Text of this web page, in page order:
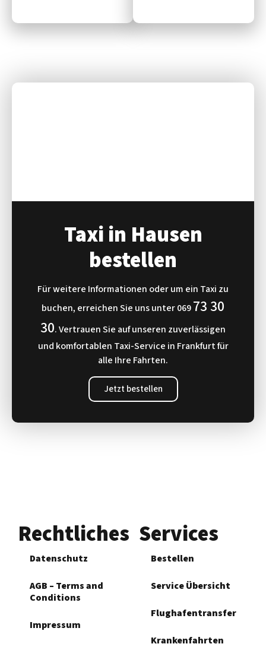
Taxi in Hausen
bestellen
Für weitere Informationen oder um ein Taxi zu
buchen, erreichen Sie uns unter06973 30
30. Vertrauen Sie auf unseren zuverlässigen
und komfortablen Taxi-Service in Frankfurt für
alle Ihre Fahrten.
Jetzt bestellen
Rechtliches
Datenschutz
AGB – Terms and
Conditions
Impressum
Services
Bestellen
Service Übersicht
Flughafen­transfer
Krankenfahrten